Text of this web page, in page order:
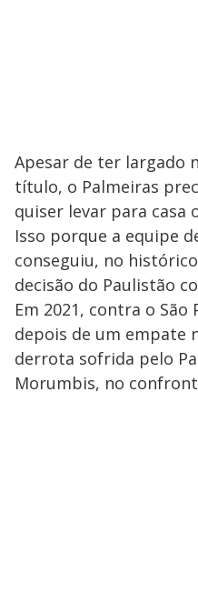
Apesar de ter largado
título, o Palmeiras
quiser levar para casa
Isso porque a equipe
conseguiu, no
decisão do Paulistão
Em 2021, contra o São
depois de um empate
derrota sofrida pelo
Morumbis, no